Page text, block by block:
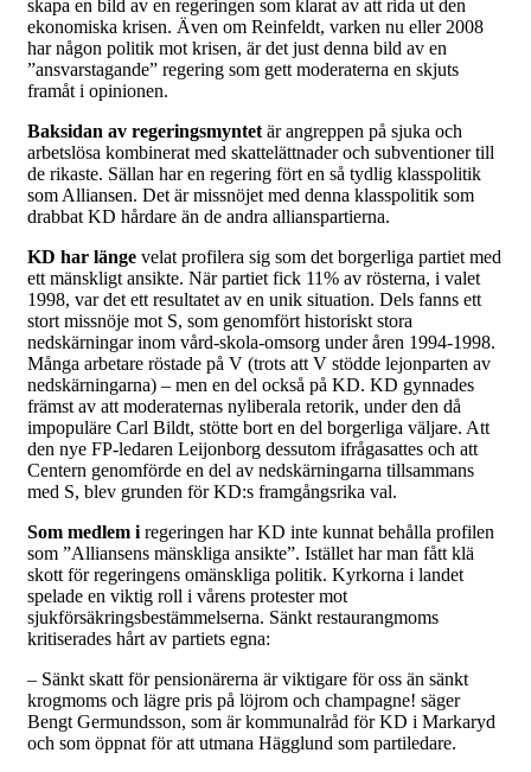
skapa en bild av en regeringen som klarat av att rida ut den
ekonomiska krisen. Även om Reinfeldt, varken nu eller 2008
har någon politik mot krisen, är det just denna bild av en
”ansvarstagande” regering som gett moderaterna en skjuts
framåt i opinionen.
Baksidan av regeringsmyntet är angreppen på sjuka och
arbetslösa kombinerat med skattelättnader och subventioner till
de rikaste. Sällan har en regering fört en så tydlig klasspolitik
som Alliansen. Det är missnöjet med denna klasspolitik som
drabbat KD hårdare än de andra allianspartierna.
KD har länge velat profilera sig som det borgerliga partiet med
ett mänskligt ansikte. När partiet fick 11% av rösterna, i valet
1998, var det ett resultatet av en unik situation. Dels fanns ett
stort missnöje mot S, som genomfört historiskt stora
nedskärningar inom vård-skola-omsorg under åren 1994-1998.
Många arbetare röstade på V (trots att V stödde lejonparten av
nedskärningarna) – men en del också på KD. KD gynnades
främst av att moderaternas nyliberala retorik, under den då
impopuläre Carl Bildt, stötte bort en del borgerliga väljare. Att
den nye FP-ledaren Leijonborg dessutom ifrågasattes och att
Centern genomförde en del av nedskärningarna tillsammans
med S, blev grunden för KD:s framgångsrika val.
Som medlem i regeringen har KD inte kunnat behålla profilen
som ”Alliansens mänskliga ansikte”. Istället har man fått klä
skott för regeringens omänskliga politik. Kyrkorna i landet
spelade en viktig roll i vårens protester mot
sjukförsäkringsbestämmelserna. Sänkt restaurangmoms
kritiserades hårt av partiets egna:
– Sänkt skatt för pensionärerna är viktigare för oss än sänkt
krogmoms och lägre pris på löjrom och champagne! säger
Bengt Germundsson, som är kommunalråd för KD i Markaryd
och som öppnat för att utmana Hägglund som partiledare.